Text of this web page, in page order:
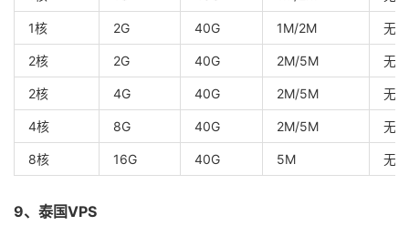
1核 2G 40G 1M/2M 无限
2核 2G 40G 2M/5M 无限
2核 4G 40G 2M/5M 无限
4核 8G 40G 2M/5M 无限
8核 16G 40G 5M 无限
9、泰国VPS